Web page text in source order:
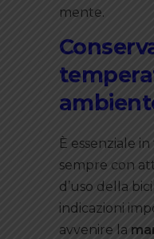
mente.
È essenziale
sempre con
d’uso della
indicazioni
avvenire la